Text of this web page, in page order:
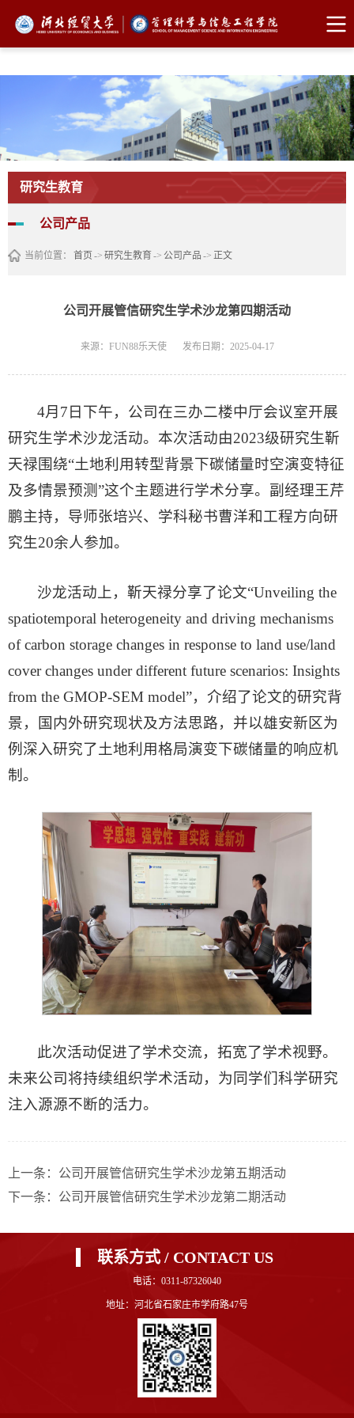
FUN88乐天使·(中国)集团
研究生教育
公司产品
当前位置： 首页 -> 研究生教育 -> 公司产品 -> 正文
公司开展管信研究生学术沙龙第四期活动
来源：FUN88乐天使 发布日期：2025-04-17
4月7日下午，公司在三办二楼中厅会议室开展
研究生学术沙龙活动。本次活动由2023级研究生靳
天禄围绕“土地利用转型背景下碳储量时空演变特征
及多情景预测”这个主题进行学术分享。副经理王芹
鹏主持，导师张培兴、学科秘书曹洋和工程方向研
究生20余人参加。
沙龙活动上，靳天禄分享了论文“Unveiling the
spatiotemporal heterogeneity and driving mechanisms
of carbon storage changes in response to land use/land
cover changes under different future scenarios: Insights
from the GMOP-SEM model”，介绍了论文的研究背
景，国内外研究现状及方法思路，并以雄安新区为
例深入研究了土地利用格局演变下碳储量的响应机
制。
此次活动促进了学术交流，拓宽了学术视野。
未来公司将持续组织学术活动，为同学们科学研究
注入源源不断的活力。
上一条： 公司开展管信研究生学术沙龙第五期活动
下一条： 公司开展管信研究生学术沙龙第二期活动
联系方式 / CONTACT US
电话：0311-87326040
地址：河北省石家庄市学府路47号